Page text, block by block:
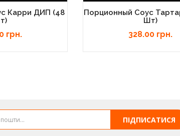
Карри ДИП (48
грн.
Порционный Соус
Шт)
328.00 грн.
ПІДПИСАТИСЯ